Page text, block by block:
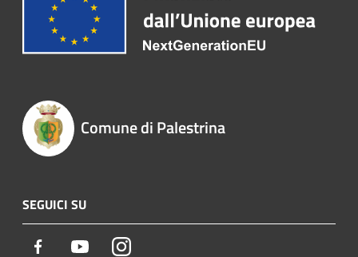
Comune di Palestrina
SEGUICI SU
Facebook YoutubeInstagram